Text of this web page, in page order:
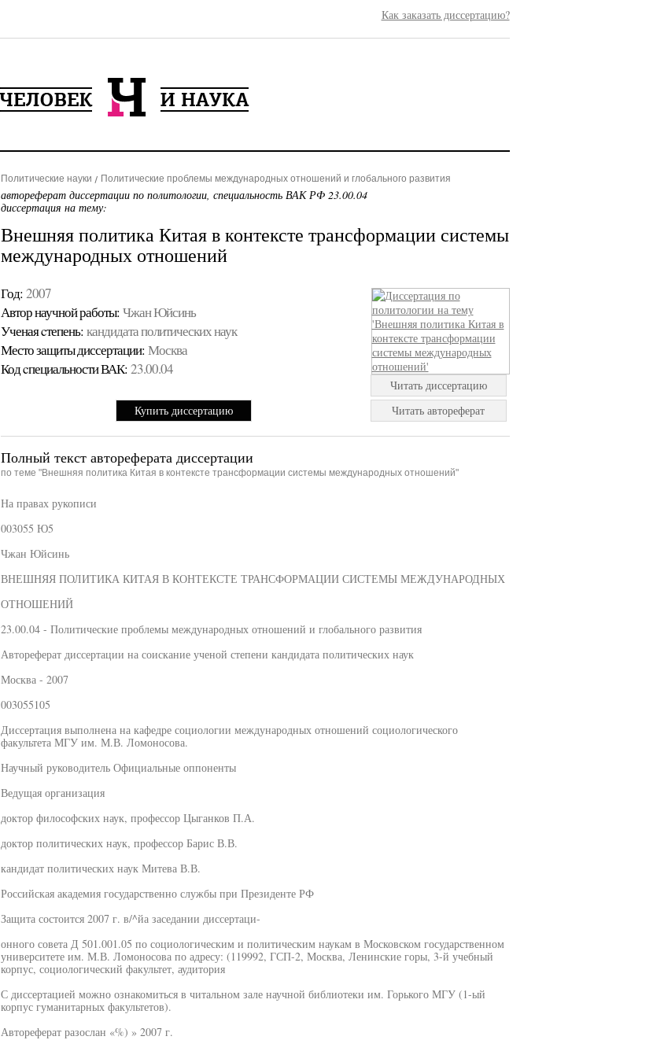
Как заказать диссертацию?
Политические науки Политические проблемы международных отношений и глобального развития
автореферат диссертации по политологии, специальность ВАК РФ 23.00.04
диссертация на тему:
Внешняя политика Китая в контексте трансформации системы
международных отношений
Год: 2007
Автор научной работы: Чжан Юйсинь
Ученая cтепень: кандидата политических наук
Место защиты диссертации: Москва
Код cпециальности ВАК: 23.00.04
Купить диссертацию
Читать диссертацию
Читать автореферат
Полный текст автореферата диссертации
по теме "Внешняя политика Китая в контексте трансформации системы международных отношений"
На правах рукописи
003055 Ю5
Чжан Юйсинь
ВНЕШНЯЯ ПОЛИТИКА КИТАЯ В КОНТЕКСТЕ ТРАНСФОРМАЦИИ СИСТЕМЫ МЕЖДУНАРОДНЫХ
ОТНОШЕНИЙ
23.00.04 - Политические проблемы международных отношений и глобального развития
Автореферат диссертации на соискание ученой степени кандидата политических наук
Москва - 2007
003055105
Диссертация выполнена на кафедре социологии международных отношений социологического
факультета МГУ им. М.В. Ломоносова.
Научный руководитель Официальные оппоненты
Ведущая организация
доктор философских наук, профессор Цыганков П.А.
доктор политических наук, профессор Барис В.В.
кандидат политических наук Митева В.В.
Российская академия государственно службы при Президенте РФ
Защита состоится 2007 г. в/^йа заседании диссертаци-
онного совета Д 501.001.05 по социологическим и политическим наукам в Московском государственном
университете им. М.В. Ломоносова по адресу: (119992, ГСП-2, Москва, Ленинские горы, 3-й учебный
корпус, социологический факультет, аудитория
С диссертацией можно ознакомиться в читальном зале научной библиотеки им. Горького МГУ (1-ый
корпус гуманитарных факультетов).
Автореферат разослан «%) » 2007 г.